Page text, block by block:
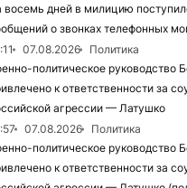
восемь дней в милицию
о звонках телефонных
07.08.2026
Политика
политическое руководство
к ответственности за
агрессии — Латушко
07.08.2026
Политика
политическое руководство
к ответственности за